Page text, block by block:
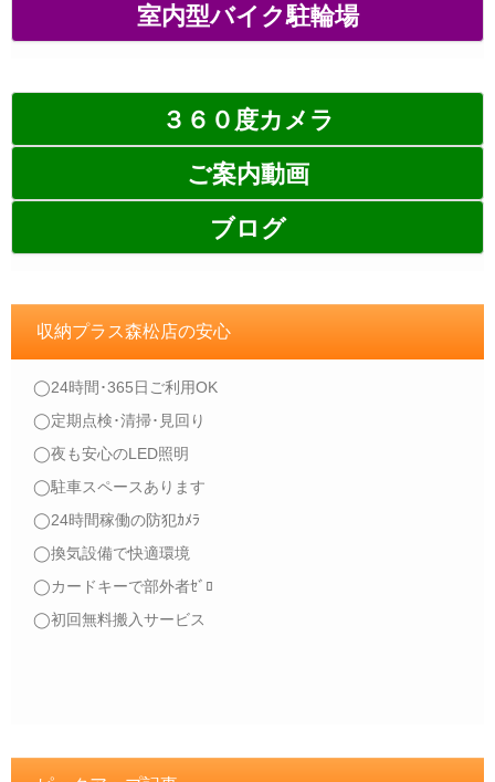
室内型バイク駐輪場
３６０度カメラ
ご案内動画
ブログ
収納プラス森松店の安心
◯24時間･365日ご利用OK
◯定期点検･清掃･見回り
◯夜も安心のLED照明
◯駐車スペースあります
◯24時間稼働の防犯ｶﾒﾗ
◯換気設備で快適環境
◯カードキーで部外者ｾﾞﾛ
◯初回無料搬入サービス